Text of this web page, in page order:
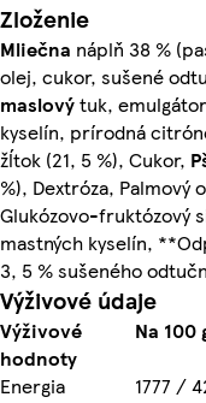
Zloženie
Mliečna náplň 38 %
olej, cukor, sušené
maslovýtuk,
kyselín, prírodná
žĺtok (21, 5 %), Cukor,
%), Dextróza, Palmový
Glukózovo-fruktózový
mastných kyselín,
3, 5 % sušeného
Výživové údaje
Výživové
hodnoty
Na 100
Energia
1777 /